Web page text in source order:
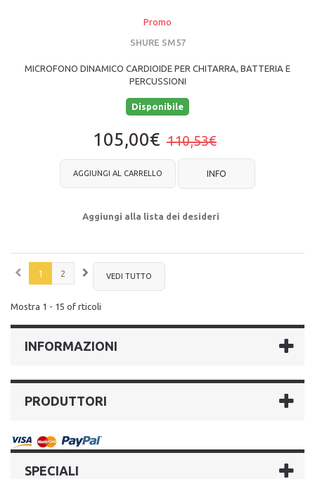
Promo
SHURE SM57
MICROFONO DINAMICO CARDIOIDE PER CHITARRA, BATTERIA E
PERCUSSIONI
Disponibile
105,00€ 110,53€
AGGIUNGI AL CARRELLO INFO
Aggiungi alla lista dei desideri
VEDI TUTTO
1 2
Mostra 1 - 15 of rticoli
INFORMAZIONI
PRODUTTORI
SPECIALI